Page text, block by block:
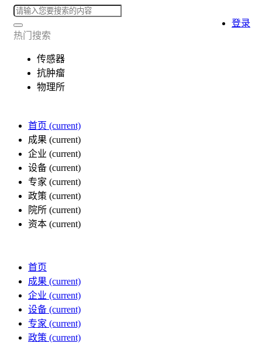
热门搜索
传感器
抗肿瘤
物理所
首页 (current)
成果 (current)
企业 (current)
设备 (current)
专家 (current)
政策 (current)
院所 (current)
资本 (current)
登录
首页
成果 (current)
企业 (current)
设备 (current)
专家 (current)
政策 (current)